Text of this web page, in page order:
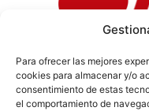
Para ofrecer las mejores
cookies para almacenar y/o
consentimiento de estas
el comportamiento de
Política de
Legal